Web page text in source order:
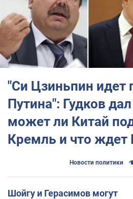
"Си Цзиньпин идет
Путина": Гудков
может ли Китай
Кремль и что ждет
Новости политики
Шойгу и Герасимов могут